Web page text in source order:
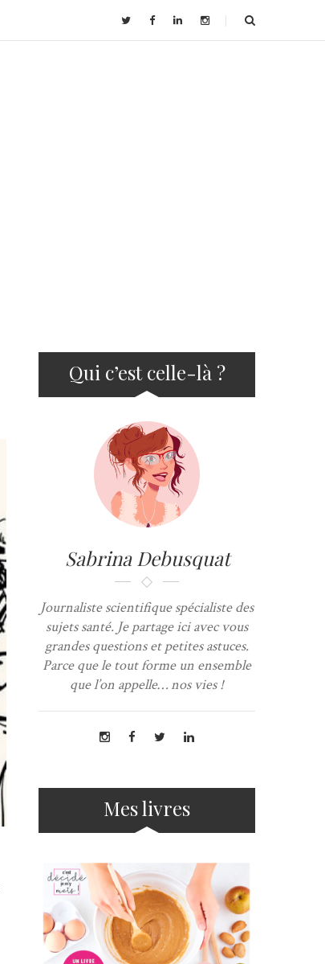
Qui c’est celle-là ?
Sabrina Debusquat
Journaliste scientifique spécialiste des
sujets santé. Je partage ici avec vous
grandes questions et petites astuces.
Parce que le tout forme un ensemble
que l’on appelle… nos vies !
Mes livres